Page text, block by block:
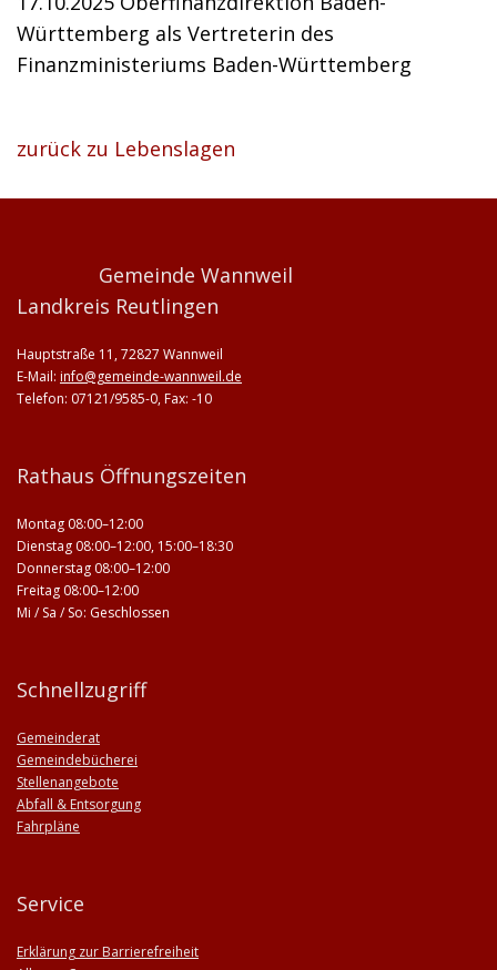
Württemberg als Vertreterin des
Finanzministeriums Baden-Württemberg
zurück zu Lebenslagen
Gemeinde Wannweil
Landkreis Reutlingen
Hauptstraße 11, 72827 Wannweil
E-Mail: info@gemeinde-wannweil.de
Telefon: 07121/9585-0, Fax: -10
Rathaus Öffnungszeiten
Montag 08:00–12:00
Dienstag 08:00–12:00, 15:00–18:30
Donnerstag 08:00–12:00
Freitag 08:00–12:00
Mi / Sa / So: Geschlossen
Schnellzugriff
Gemeinderat
Gemeindebücherei
Stellenangebote
Abfall & Entsorgung
Fahrpläne
Service
Erklärung zur Barrierefreiheit